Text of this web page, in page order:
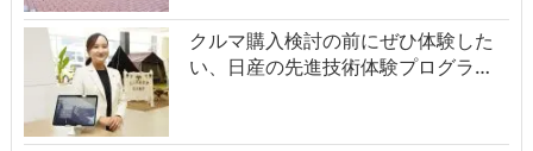
クルマ購入検討の前にぜひ体験した
い、日産の先進技術体験プログラ…